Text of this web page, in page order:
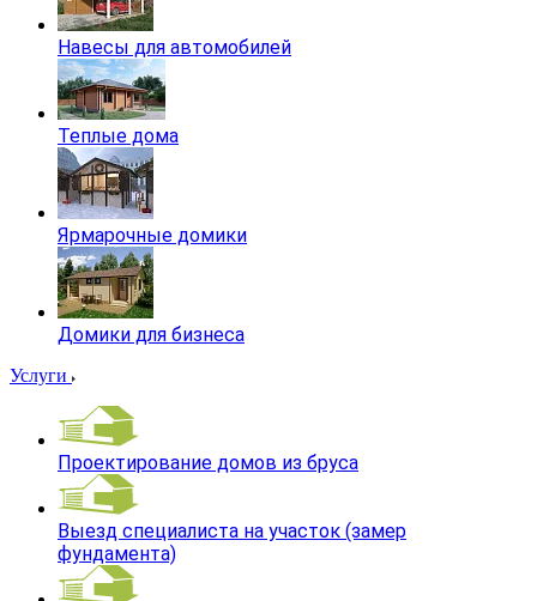
Навесы для автомобилей
Теплые дома
Ярмарочные домики
Домики для бизнеса
Услуги
Проектирование домов из бруса
Выезд специалиста на участок (замер
фундамента)